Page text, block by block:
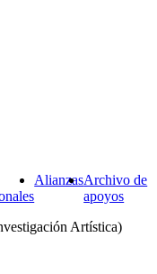
AlianzasArchivo de
apoyos
Artística)